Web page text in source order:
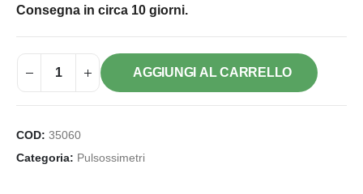
Consegna in circa 10 giorni.
AGGIUNGI AL CARRELLO
COD: 35060
Categoria: Pulsossimetri